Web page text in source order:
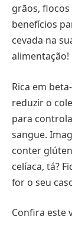
grãos,
benefícios
cevada na
alimentação!
Rica em
reduzir o
para
sangue.
conter
celíaca, tá?
for o seu
Confira este